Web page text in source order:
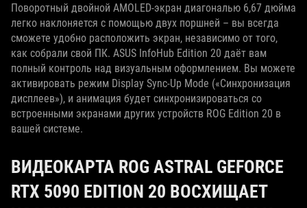
Поворотный двойной AMOLED-экран диагональю 6,67 дюйма
легко наклоняется с помощью двух поршней – вы всегда
сможете удобно расположить экран, независимо от того,
как собрали свой ПК. ASUS InfoHub Edition 20 даёт вам
полный контроль над визуальным оформлением. Вы можете
активировать режим Display Sync‑Up Mode («Синхронизация
дисплеев»), и анимация будет синхронизироваться со
встроенными экранами других устройств ROG Edition 20 в
вашей системе.
ВИДЕОКАРТА ROG ASTRAL GEFORCE
RTX 5090 EDITION 20 ВОСХИЩАЕТ